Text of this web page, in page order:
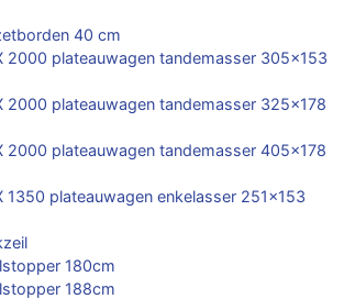
40 cm
2000 plateauwagen tandemasser 305×153
2000 plateauwagen tandemasser 325×178
2000 plateauwagen tandemasser 405×178
1350 plateauwagen enkelasser 251×153
180cm
188cm